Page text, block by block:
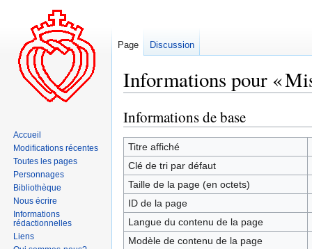
Informations pour «
Aller
à
la
navigation
Aller
à
la
recherche
Informations de base
Titre affiché
Clé de tri par défaut
Taille de la page (en octets)
ID de la page
Langue du contenu de la page
Modèle de contenu de la page
Page Discussion
Accueil
Modifications récentes
Toutes les pages
Personnages
Bibliothèque
Nous écrire
Informations
rédactionnelles
Liens